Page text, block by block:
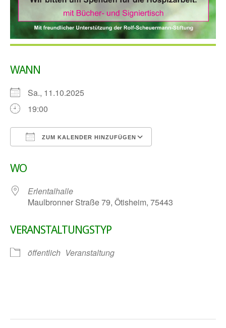
WANN
Sa., 11.10.2025
19:00
ZUM KALENDER HINZUFÜGEN
WO
Erlentalhalle
Maulbronner Straße 79, Ötisheim, 75443
VERANSTALTUNGSTYP
öffentlich Veranstaltung